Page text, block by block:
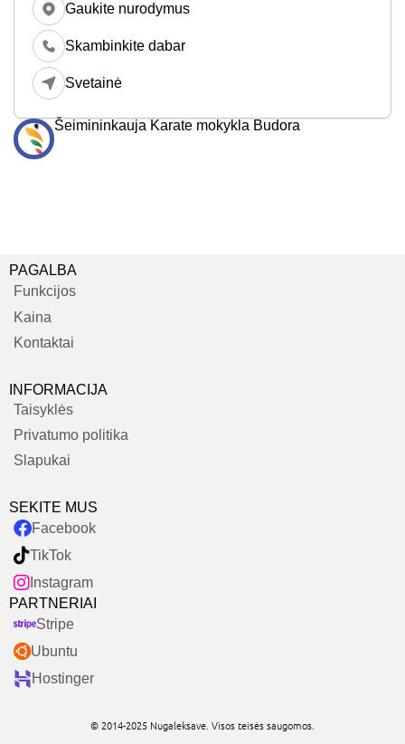
Gaukite nurodymus
Skambinkite dabar
Svetainė
Šeimininkauja Karate mokykla Budora
PAGALBA
Funkcijos
Kaina
Kontaktai
INFORMACIJA
Taisyklės
Privatumo politika
Slapukai
SEKITE MUS
Facebook
TikTok
Instagram
PARTNERIAI
Stripe
Ubuntu
Hostinger
© 2014-2025 Nugaleksave. Visos teisės saugomos.